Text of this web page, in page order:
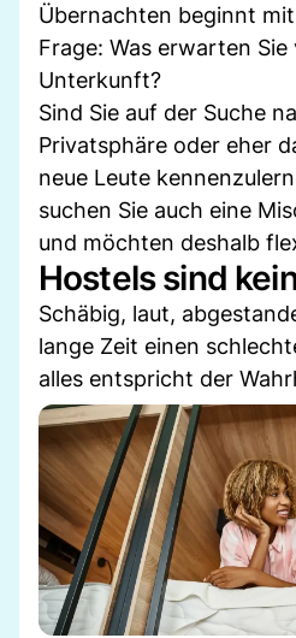
Übernachten beginnt
Frage: Was erwarten
Unterkunft?
Sind Sie auf der Suche
Privatsphäre oder eher
neue Leute
suchen Sie auch eine
und möchten deshalb
Hostels sind
Schäbig, laut,
lange Zeit einen
alles entspricht der